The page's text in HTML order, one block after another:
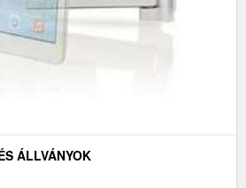
ÁLLVÁNYOK